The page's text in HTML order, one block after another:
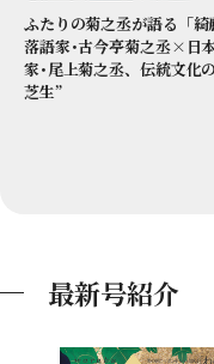
ふたりの菊之丞が語る「綺
落語家･古今亭菊之丞×日
家･尾上菊之丞、伝統文化
芝生”
最新号紹介